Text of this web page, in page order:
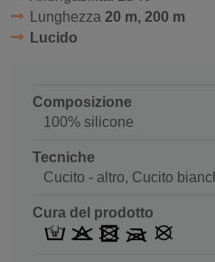
Lunghezza 20 m, 200 m
Lucido
Composizione
100% silicone
Tecniche
Cucito - altro, Cucito
Cura del prodotto